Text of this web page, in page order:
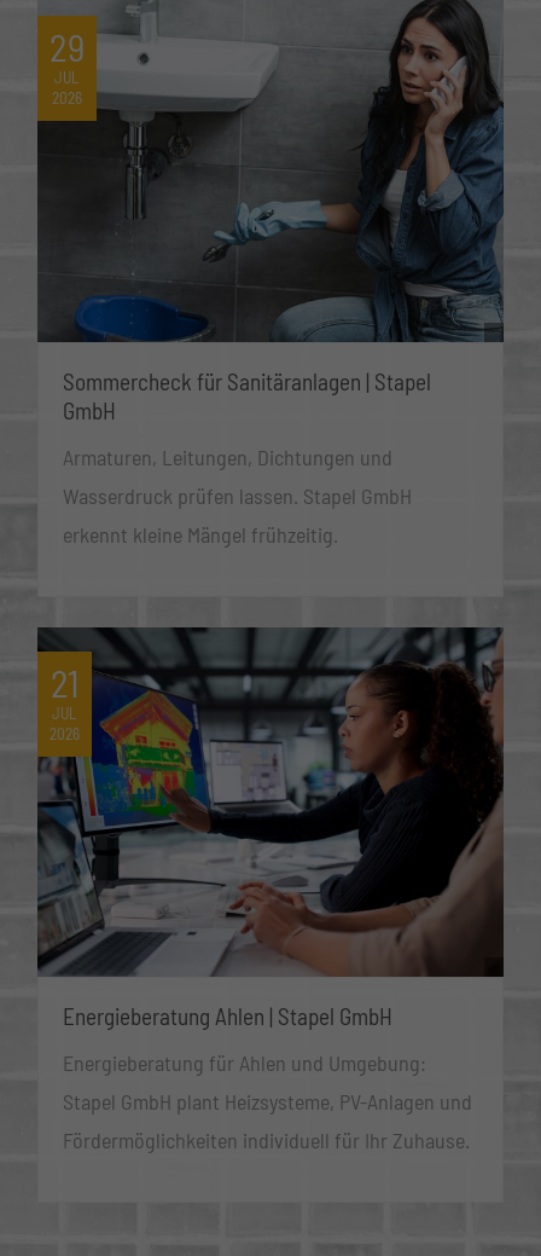
29
JUL
2026
Sommercheck für Sanitäranlagen | Stapel
GmbH
Armaturen, Leitungen, Dichtungen und
Wasserdruck prüfen lassen. Stapel GmbH
erkennt kleine Mängel frühzeitig.
21
JUL
2026
Energieberatung Ahlen | Stapel GmbH
Energieberatung für Ahlen und Umgebung:
Stapel GmbH plant Heizsysteme, PV-Anlagen und
Fördermöglichkeiten individuell für Ihr Zuhause.